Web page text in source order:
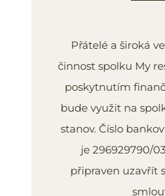
Přátelé a široká
činnost spolku My
poskytnutím
bude využit na
stanov. Číslo
je 296929790/
připraven uzavřít